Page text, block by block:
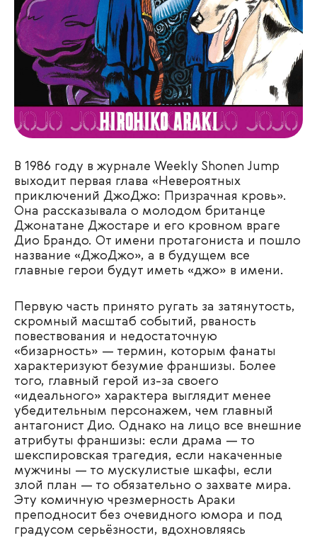
В 1986 году в журнале Weekly Shonen Jump
выходит первая глава «Невероятных
приключений ДжоДжо: Призрачная кровь».
Она рассказывала о молодом британце
Джонатане Джостаре и его кровном враге
Дио Брандо. От имени протагониста и пошло
название «ДжоДжо», а в будущем все
главные герои будут иметь «джо» в имени.
Первую часть принято ругать за затянутость,
скромный масштаб событий, рваность
повествования и недостаточную
«бизарность» — термин, которым фанаты
характеризуют безумие франшизы. Более
того, главный герой из-за своего
«идеального» характера выглядит менее
убедительным персонажем, чем главный
антагонист Дио. Однако на лицо все внешние
атрибуты франшизы: если драма — то
шекспировская трагедия, если накаченные
мужчины — то мускулистые шкафы, если
злой план — то обязательно о захвате мира.
Эту комичную чрезмерность Араки
преподносит без очевидного юмора и под
градусом серьёзности, вдохновляясь